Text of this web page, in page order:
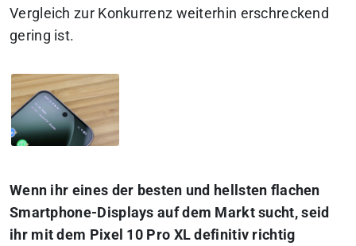
Vergleich zur Konkurrenz weiterhin erschreckend
gering ist.
Wenn ihr eines der besten und hellsten flachen
Smartphone-Displays auf dem Markt sucht, seid
ihr mit dem Pixel 10 Pro XL definitiv richtig